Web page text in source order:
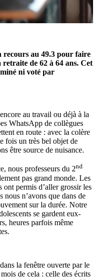
recours au 49.3 pour faire
retraite de 62 à 64 ans. Cet
ni voté par
au travail ou déjà à la
WhatsApp de collègues
en route : avec la colère
fois un très bel objet de
être source de nuisance.
nous professeurs du 2nd
pas grand monde. Les
permis d’aller grossir les
nous n’avons que dans de
sur la durée. Notre
se gardent eux-
heures parfois même
la fenêtre ouverte par le
de cela : celle des écrits